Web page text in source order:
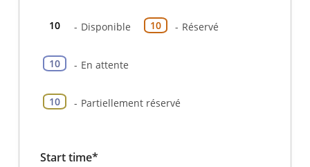
10 - Disponible 10 - Réservé
10 - En attente
·
10 - Partiellement réservé
Start time*